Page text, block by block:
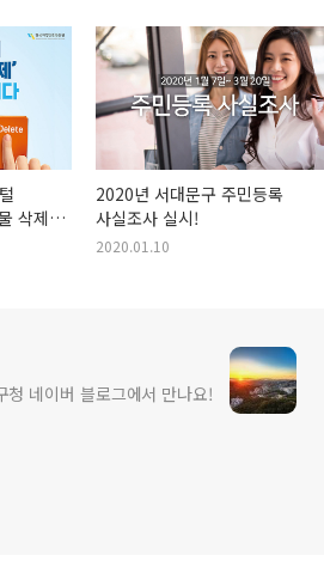
삭제
2020년 서대문구 주민등록
사실조사 실시!
2020.01.10
네이버 블로그에서 만나요!